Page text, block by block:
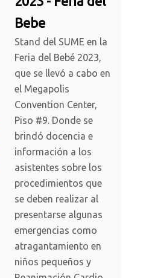
Bebe
Stand del SUME en la
Feria del Bebé 2023,
que se llevó a cabo en
el Megapolis
Convention Center,
Piso #9. Donde se
brindó docencia e
información a los
asistentes sobre los
procedimientos que
se deben realizar al
presentarse algunas
emergencias como
atragantamiento en
niños pequeños y